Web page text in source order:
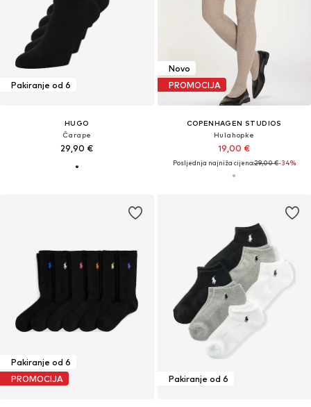
Pakiranje od 6
HUGO
Čarape
29,90 €
Novo
PROMOCIJA
COPENHAGEN STUDIOS
Hulahopke
19,00 €
Posljednja najniža cijena:29,00 €-34%
Pakiranje od 6
PROMOCIJA
Pakiranje od 6